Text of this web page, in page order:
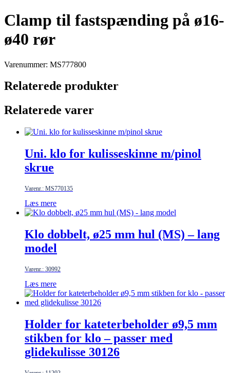
Clamp til fastspænding på ø16-
ø40 rør
Varenummer: MS777800
Relaterede produkter
Relaterede varer
Uni. klo for kulisseskinne m/pinol
skrue
Varenr.: MS770135
Læs mere
Klo dobbelt, ø25 mm hul (MS) – lang
model
Varenr.: 30992
Læs mere
Holder for kateterbeholder ø9,5 mm
stikben for klo – passer med
glidekulisse 30126